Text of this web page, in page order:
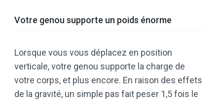
Votre genou supporte un poids énorme
Lorsque vous vous déplacez en position
verticale, votre genou supporte la charge de
votre corps, et plus encore. En raison des effets
de la gravité, un simple pas fait peser 1,5 fois le